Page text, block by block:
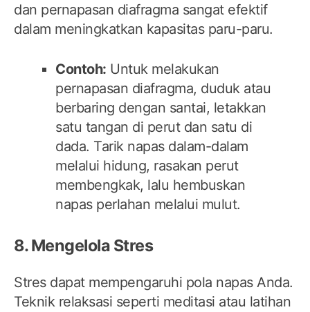
dan pernapasan diafragma sangat efektif
dalam meningkatkan kapasitas paru-paru.
Contoh: Untuk melakukan
pernapasan diafragma, duduk atau
berbaring dengan santai, letakkan
satu tangan di perut dan satu di
dada. Tarik napas dalam-dalam
melalui hidung, rasakan perut
membengkak, lalu hembuskan
napas perlahan melalui mulut.
8. Mengelola Stres
Stres dapat mempengaruhi pola napas Anda.
Teknik relaksasi seperti meditasi atau latihan